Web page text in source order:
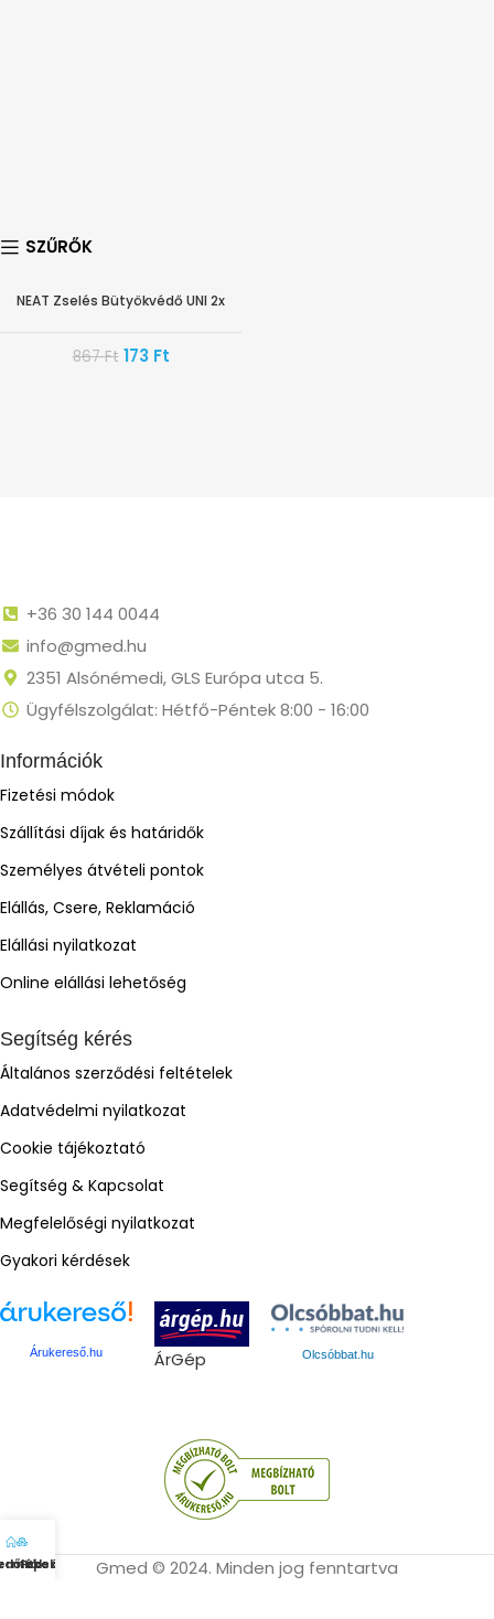
SZŰRŐK
NEAT Zselés Bütyökvédő UNI 2x
867Ft 173 Ft
+36 30 144 0044
info@gmed.hu
2351 Alsónémedi, GLS Európa utca 5.
Ügyfélszolgálat: Hétfő-Péntek 8:00 - 16:00
Információk
Fizetési módok
Szállítási díjak és határidők
Személyes átvételi pontok
Elállás, Csere, Reklamáció
Elállási nyilatkozat
Online elállási lehetőség
Segítség kérés
Általános szerződési feltételek
Adatvédelmi nyilatkozat
Cookie tájékoztató
Segítség & Kapcsolat
Megfelelőségi nyilatkozat
Gyakori kérdések
Árukereső.hu ÁrGép Olcsóbbat.hu
Gmed © 2024. Minden jog fenntartva
Fiók
Kosár